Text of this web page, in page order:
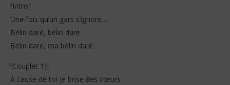
NOW VIEWING
[Intro]
Une fois qu’un gars s’ignore…
Bélin daré, bélin daré
Bélin daré, ma bélin daré
[Couplet 1]
À cause de toi je brise des cœurs